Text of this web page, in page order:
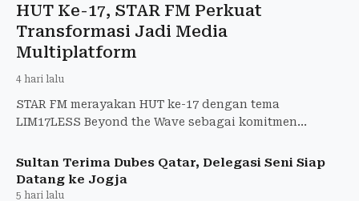
HUT Ke-17, STAR FM Perkuat
Transformasi Jadi Media
Multiplatform
4 hari lalu
STAR FM merayakan HUT ke-17 dengan tema
LIM17LESS Beyond the Wave sebagai komitmen
Sultan Terima Dubes Qatar, Delegasi Seni Siap
Datang ke Jogja
5 hari lalu